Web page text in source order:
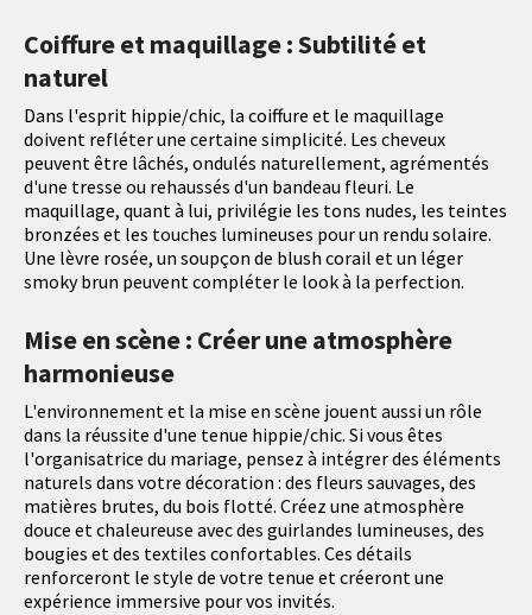
Coiffure et maquillage : Subtilité et
naturel
Dans l'esprit hippie/chic, la coiffure et le maquillage
doivent refléter une certaine simplicité. Les cheveux
peuvent être lâchés, ondulés naturellement, agrémentés
d'une tresse ou rehaussés d'un bandeau fleuri. Le
maquillage, quant à lui, privilégie les tons nudes, les teintes
bronzées et les touches lumineuses pour un rendu solaire.
Une lèvre rosée, un soupçon de blush corail et un léger
smoky brun peuvent compléter le look à la perfection.
Mise en scène : Créer une atmosphère
harmonieuse
L'environnement et la mise en scène jouent aussi un rôle
dans la réussite d'une tenue hippie/chic. Si vous êtes
l'organisatrice du mariage, pensez à intégrer des éléments
naturels dans votre décoration : des fleurs sauvages, des
matières brutes, du bois flotté. Créez une atmosphère
douce et chaleureuse avec des guirlandes lumineuses, des
bougies et des textiles confortables. Ces détails
renforceront le style de votre tenue et créeront une
expérience immersive pour vos invités.